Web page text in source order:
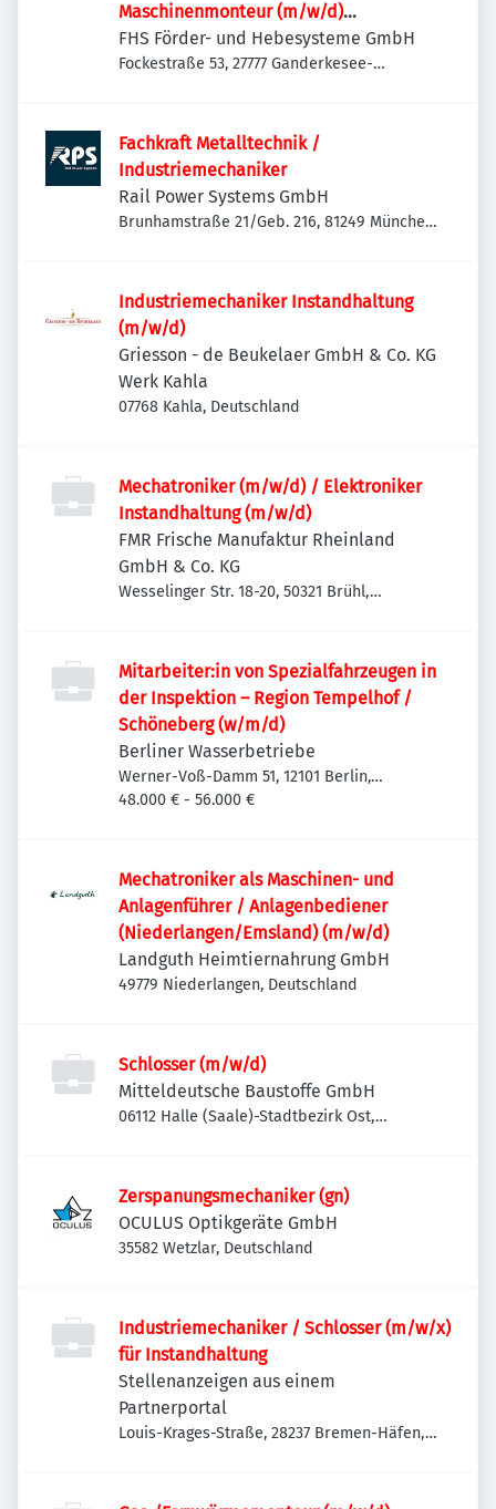
Maschinenmonteur (m/w/d)
Maschinenbau | Anlagenbau |
Sondermaschinenbau | Service &
FHS Förder- und Hebesysteme GmbH
Fockestraße 53, 27777 Ganderkesee-
Fachkraft Metalltechnik /
Industriemechaniker
Rail Power Systems GmbH
Brunhamstraße 21/Geb. 216, 81249 München-
Industriemechaniker Instandhaltung
(m/w/d)
Griesson - de Beukelaer GmbH & Co. KG
Werk Kahla
07768 Kahla, Deutschland
Mechatroniker (m/w/d) / Elektroniker
Instandhaltung (m/w/d)
FMR Frische Manufaktur Rheinland
GmbH & Co. KG
Wesselinger Str. 18-20, 50321 Brühl,
Mitarbeiter:in von Spezialfahrzeugen in
der Inspektion – Region Tempelhof /
Schöneberg (w/m/d)
Berliner Wasserbetriebe
Werner-Voß-Damm 51, 12101 Berlin,
Deutschland
48.000 € - 56.000 €
Mechatroniker als Maschinen- und
Anlagenführer / Anlagenbediener
(Niederlangen/Emsland) (m/w/d)
Landguth Heimtiernahrung GmbH
49779 Niederlangen, Deutschland
Schlosser (m/w/d)
Mitteldeutsche Baustoffe GmbH
06112 Halle (Saale)-Stadtbezirk Ost,
Zerspanungsmechaniker (gn)
OCULUS Optikgeräte GmbH
35582 Wetzlar, Deutschland
Industriemechaniker / Schlosser (m/w/x)
für Instandhaltung
Stellenanzeigen aus einem
Partnerportal
Louis-Krages-Straße, 28237 Bremen-Häfen,